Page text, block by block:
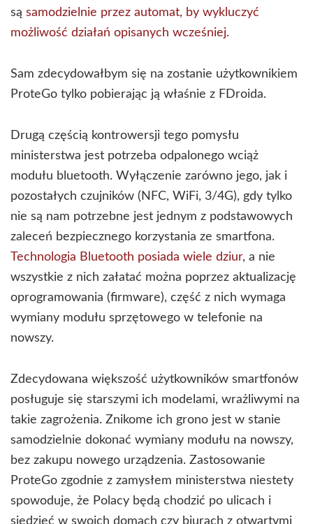
są samodzielnie przez automat, by wykluczyć
możliwość działań opisanych wcześniej.
Sam zdecydowałbym się na zostanie użytkownikiem
ProteGo tylko pobierając ją właśnie z FDroida.
Drugą częścią kontrowersji tego pomysłu
ministerstwa jest potrzeba odpalonego wciąż
modułu bluetooth. Wyłączenie zarówno jego, jak i
pozostałych czujników (NFC, WiFi, 3/4G), gdy tylko
nie są nam potrzebne jest jednym z podstawowych
zaleceń bezpiecznego korzystania ze smartfona.
Technologia Bluetooth posiada wiele dziur, a nie
wszystkie z nich załatać można poprzez aktualizację
oprogramowania (firmware), część z nich wymaga
wymiany modułu sprzętowego w telefonie na
nowszy.
Zdecydowana większość użytkowników smartfonów
posługuje się starszymi ich modelami, wrażliwymi na
takie zagrożenia. Znikome ich grono jest w stanie
samodzielnie dokonać wymiany modułu na nowszy,
bez zakupu nowego urządzenia. Zastosowanie
ProteGo zgodnie z zamysłem ministerstwa niestety
spowoduje, że Polacy będą chodzić po ulicach i